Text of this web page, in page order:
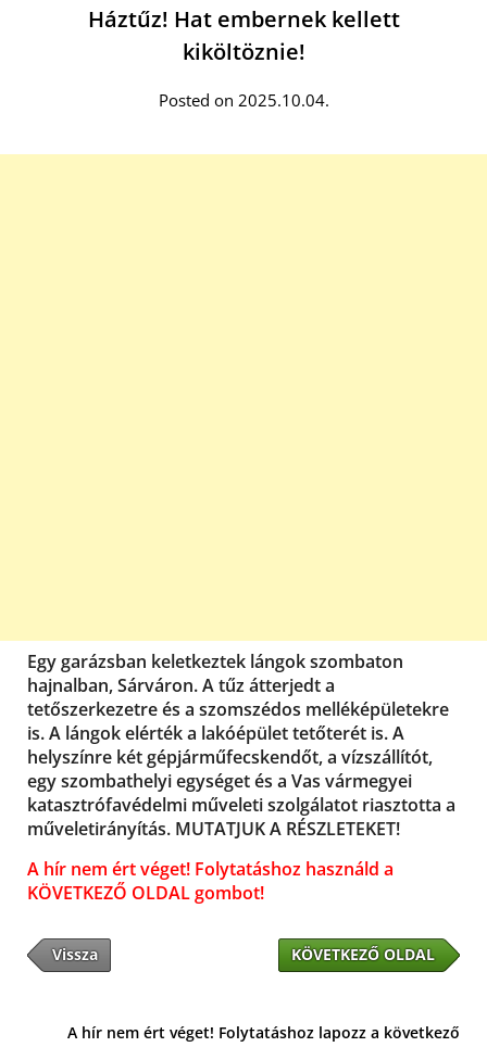
Háztűz! Hat embernek kellett
kiköltöznie!
Posted on 2025.10.04.
Egy garázsban keletkeztek lángok szombaton
hajnalban, Sárváron. A tűz átterjedt a
tetőszerkezetre és a szomszédos melléképületekre
is. A lángok elérték a lakóépület tetőterét is. A
helyszínre két gépjárműfecskendőt, a vízszállítót,
egy szombathelyi egységet és a Vas vármegyei
katasztrófavédelmi műveleti szolgálatot riasztotta a
műveletirányítás. MUTATJUK A RÉSZLETEKET!
A hír nem ért véget! Folytatáshoz használd a
KÖVETKEZŐ OLDAL gombot!
Vissza KÖVETKEZŐ OLDAL
A hír nem ért véget! Folytatáshoz lapozz a következő